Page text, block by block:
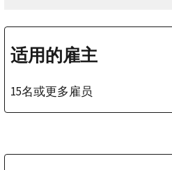
适用的雇主
15名或更多雇员